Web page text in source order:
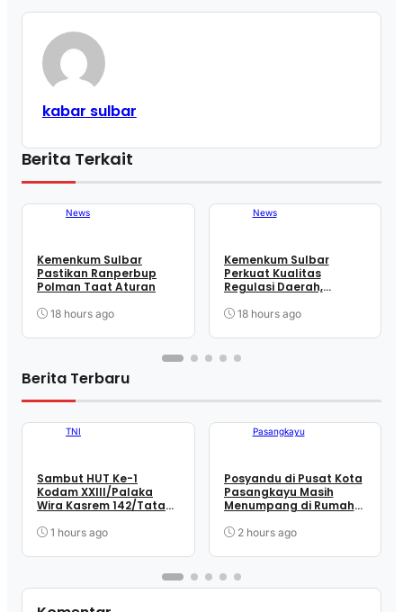
kabar sulbar
Berita Terkait
News
Kemenkum Sulbar
Pastikan Ranperbup
Polman Taat Aturan
18 hours ago
News
Kemenkum Sulbar
Perkuat Kualitas
Regulasi Daerah,
Ranperbup Polman
18 hours ago
Berita Terbaru
TNI
Sambut HUT Ke-1
Kodam XXIII/Palaka
Wira Kasrem 142/Tatag
Rombongan di TMP
1 hours ago
Pasangkayu
Posyandu di Pusat Kota
Pasangkayu Masih
Menumpang di Rumah
2 hours ago